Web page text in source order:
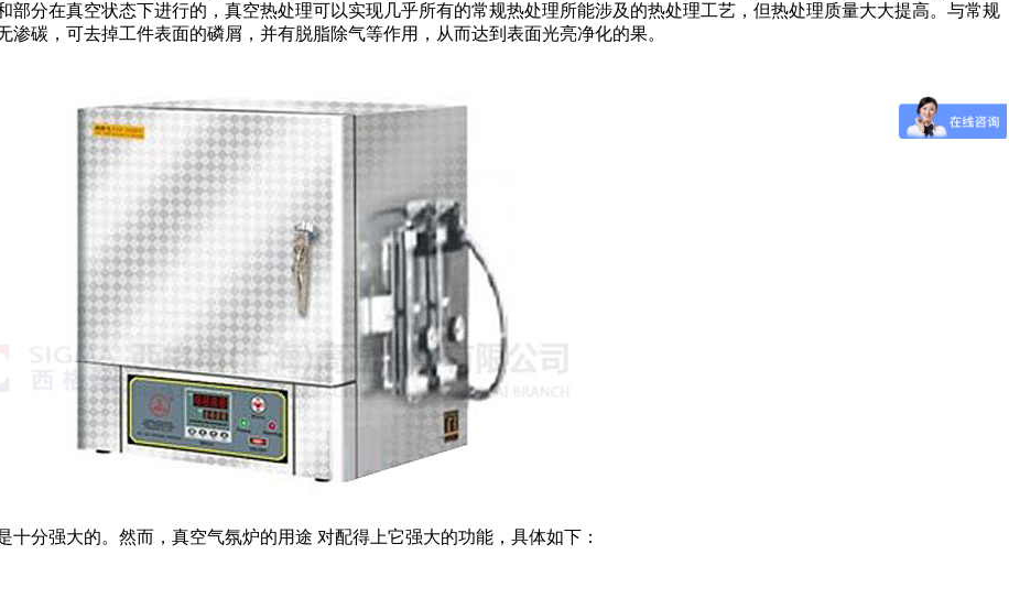
部分在真空状态下进行的，真空热处理可以实现几乎所有的常规热处理所能涉及的热处理工艺，但热处理质量大大提高。与常规
碳，可去掉工件表面的磷屑，并有脱脂除气等作用，从而达到表面光亮净化的果。
强大的。然而，真空气氛炉的用途 对配得上它强大的功能，具体如下：